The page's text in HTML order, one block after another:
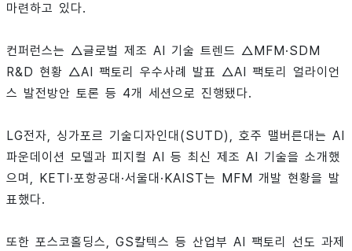
마련하고 있다.
컨퍼런스는 △글로벌 제조 AI 기술 트렌드 △MFM·SDM
R&D 현황 △AI 팩토리 우수사례 발표 △AI 팩토리 얼라이언
스 발전방안 토론 등 4개 세션으로 진행됐다.
LG전자, 싱가포르 기술디자인대(SUTD), 호주 맬버른대는 AI
파운데이션 모델과 피지컬 AI 등 최신 제조 AI 기술을 소개했
으며, KETI·포항공대·서울대·KAIST는 MFM 개발 현황을 발
표했다.
또한 포스코홀딩스, GS칼텍스 등 산업부 AI 팩토리 선도 과제